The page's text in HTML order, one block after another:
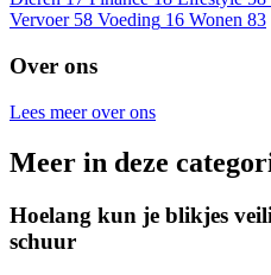
Vervoer 58 Voeding 16 Wonen 83
Over ons
Lees meer over ons
Meer in deze
Hoelang kun je blikjes
schuur